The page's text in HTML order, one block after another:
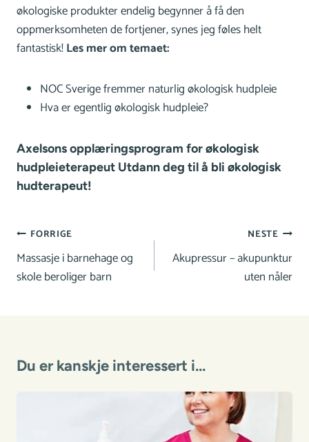
økologiske produkter endelig begynner å få den
oppmerksomheten de fortjener, synes jeg føles helt
fantastisk!Les mer om temaet:
NOC Sverige fremmer naturlig økologisk hudpleie
Hva er egentlig økologisk hudpleie?
Axelsons opplæringsprogram for økologisk
hudpleieterapeut Utdann deg til å bli økologisk
hudterapeut!
Innleggsnavigasjon
FORRIGE
Massasje i barnehage og
skole beroliger barn
NESTE
Akupressur – akupunktur
uten nåler
Du er kanskje interessert i...